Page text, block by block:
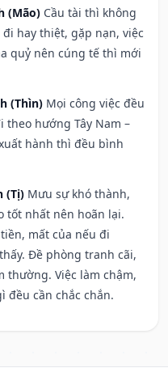
(Mão) Cầu tài thì không
hay thiệt, gặp nạn, việc
quỷ nên cúng tế thì mới
(Thìn) Mọi công việc đều
hướng Tây Nam –
hành thì đều bình
(Tị) Mưu sự khó thành,
tốt nhất nên hoãn lại.
mất của nếu đi
Đề phòng tranh cãi,
thường. Việc làm chậm,
đều cần chắc chắn.